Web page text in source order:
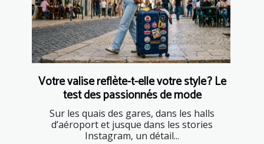
Votre valise reflète-t-elle votre style ? Le
test des passionnés de mode
Sur les quais des gares, dans les halls
d’aéroport et jusque dans les stories
Instagram, un détail...